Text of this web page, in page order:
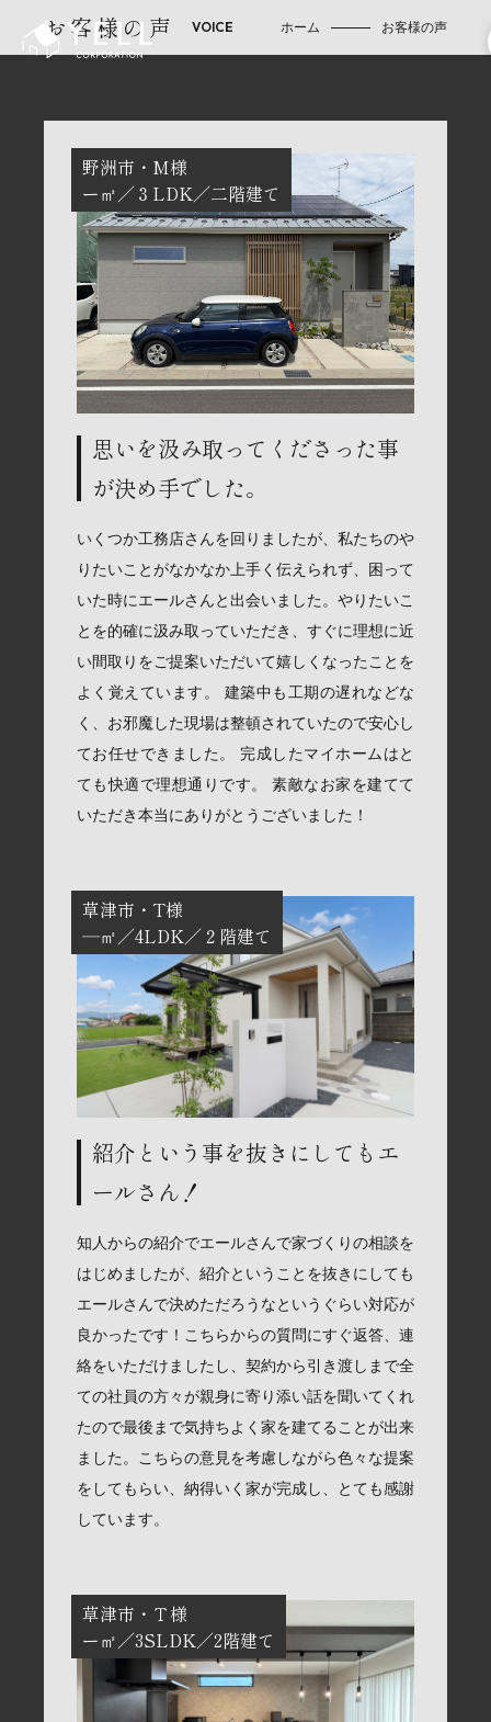
お客様の声 ホーム お客様の声
野洲市
M様
ー㎡
３LDK 二階建て
思いを汲み取ってくださった事
が決め手でした。
いくつか工務店さんを回りましたが、私たちのや
りたいことがなかなか上手く伝えられず、困って
いた時にエールさんと出会いました。やりたいこ
とを的確に汲み取っていただき、すぐに理想に近
い間取りをご提案いただいて嬉しくなったことを
よく覚えています。 建築中も工期の遅れなどな
く、お邪魔した現場は整頓されていたので安心し
てお任せできました。 完成したマイホームはと
ても快適で理想通りです。 素敵なお家を建てて
いただき本当にありがとうございました！
草津市
T様
―㎡
4LDK ２階建て
紹介という事を抜きにしてもエ
ールさん！
知人からの紹介でエールさんで家づくりの相談を
はじめましたが、紹介ということを抜きにしても
エールさんで決めただろうなというぐらい対応が
良かったです！こちらからの質問にすぐ返答、連
絡をいただけましたし、契約から引き渡しまで全
ての社員の方々が親身に寄り添い話を聞いてくれ
たので最後まで気持ちよく家を建てることが出来
ました。こちらの意見を考慮しながら色々な提案
をしてもらい、納得いく家が完成し、とても感謝
しています。
草津市
Ｔ様
ー㎡
3SLDK 2階建て